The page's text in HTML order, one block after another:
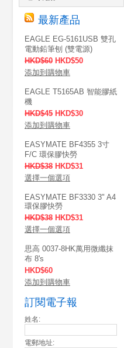
最新產品
EAGLE EG-5161USB 雙孔
電動鉛筆刨 (雙電源)
HKD$60 HKD$50
添加到購物車
EAGLE T5165AB 智能膠紙
機
HKD$45 HKD$30
添加到購物車
EASYMATE BF4355 3寸
F/C 環保膠快勞
HKD$38 HKD$31
選擇一個選項
EASYMATE BF3330 3" A4
環保膠快勞
HKD$38 HKD$31
選擇一個選項
思高 0037-8HK萬用微纖抹
布 8's
HKD$60
添加到購物車
訂閱電子報
姓名:
電郵地址: